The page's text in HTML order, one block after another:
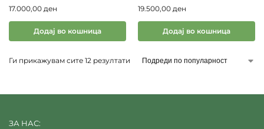
17.000,00 ден
Додај во кошница
19.500,00 ден
Додај во кошница
Ги прикажувам сите 12 резултати
ЗА НАС: